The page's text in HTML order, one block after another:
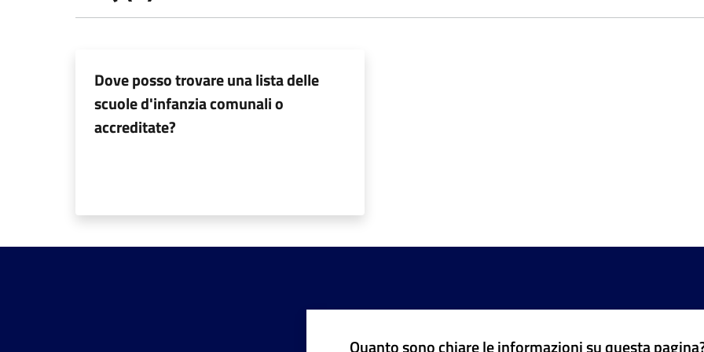
Dove posso trovare una lista delle
scuole d'infanzia comunali o
accreditate?
Quanto sono chiare le informazioni su questa